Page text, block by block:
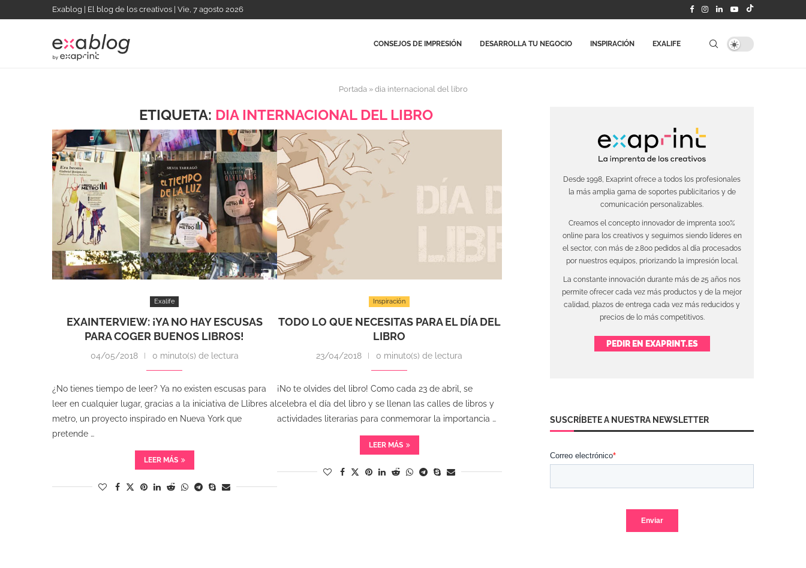
Exablog | El blog de los creativos | Vie, 7 agosto 2026
CONSEJOS DE IMPRESIÓN DESARROLLA TU NEGOCIO INSPIRACIÓN EXALIFE
Portada» dia internacional del libro
ETIQUETA: DIA INTERNACIONAL DEL LIBRO
Exalife
EXAINTERVIEW: ¡YA NO HAY ESCUSAS
PARA COGER BUENOS LIBROS!
04/05/2018 0 minuto(s) de lectura
¿No tienes tiempo de leer? Ya no existen escusas para
leer en cualquier lugar, gracias a la iniciativa de Llibres al
metro, un proyecto inspirado en Nueva York que
pretende …
LEER MÁS
Inspiración
TODO LO QUE NECESITAS PARA EL DÍA DEL
LIBRO
23/04/2018 0 minuto(s) de lectura
¡No te olvides del libro! Como cada 23 de abril, se
celebra el día del libro y se llenan las calles de libros y
actividades literarias para conmemorar la importancia …
LEER MÁS
Desde 1998, Exaprint ofrece a todos los profesionales
la más amplia gama de soportes publicitarios y de
comunicación personalizables.
Creamos el concepto innovador de imprenta 100%
online para los creativos y seguimos siendo líderes en
el sector, con más de 2.800 pedidos al día procesados
por nuestros equipos, priorizando la impresión local.
La constante innovación durante más de 25 años nos
permite ofrecer cada vez más productos y de la mejor
calidad, plazos de entrega cada vez más reducidos y
precios de lo más competitivos.
PEDIR EN EXAPRINT.ES
SUSCRÍBETE A NUESTRA NEWSLETTER